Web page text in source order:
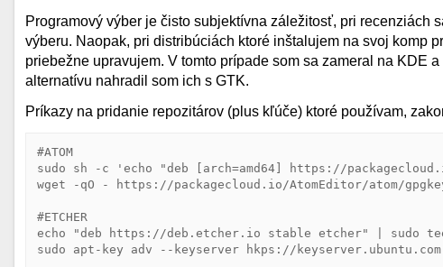
Programový výber je čisto subjektívna záležitosť, pri recenziách
výberu. Naopak, pri distribúciách ktoré inštalujem na svoj komp
priebežne upravujem. V tomto prípade som sa zameral na KDE
alternatívu nahradil som ich s GTK.
Príkazy na pridanie repozitárov (plus kľúče) ktoré používam,
#ATOM
sudo sh -c 'echo "deb [arch=amd64] https://
wget -qO - https://packagecloud.io/AtomEditor/atom/
#ETCHER
echo "deb https://deb.etcher.io stable etcher" | sudo
sudo apt-key adv --keyserver hkps://